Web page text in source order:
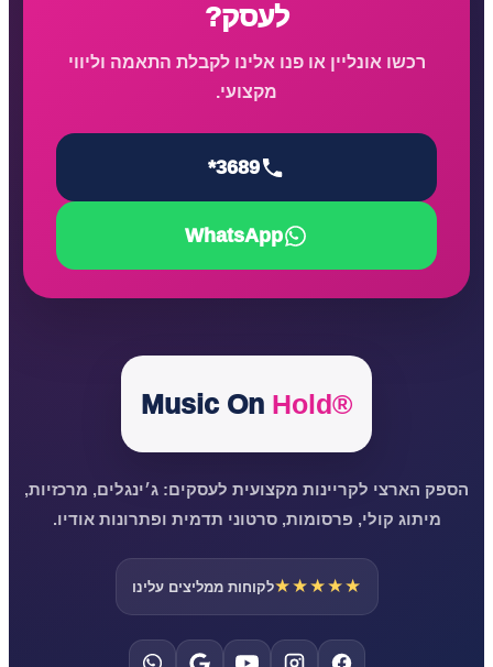
לעסק?
רכשו אונליין או פנו אלינו לקבלת התאמה וליווי
מקצועי.
*3689
WhatsApp
Music On Hold®
הספק הארצי לקריינות מקצועית לעסקים: ג׳ינגלים, מרכזיות,
מיתוג קולי, פרסומות, סרטוני תדמית ופתרונות אודיו.
★★★★★לקוחות ממליצים עלינו